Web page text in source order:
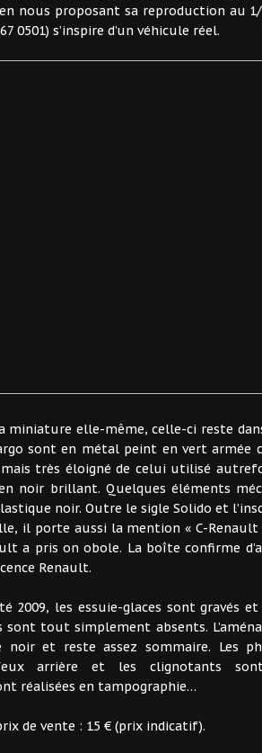
nous proposant sa reproduction au
0501) s’inspire d’un véhicule réel.
miniature elle-même, celle-ci reste
sont en métal peint en vert armée
très éloigné de celui utilisé
noir brillant. Quelques éléments
noir. Outre le sigle Solido et
il porte aussi la mention « C-
a pris on obole. La boîte confirme
Renault.
2009, les essuie-glaces sont gravés
tout simplement absents.
noir et reste assez sommaire. Les
arrière et les clignotants
réalisées en tampographie…
de vente : 15 € (prix indicatif).